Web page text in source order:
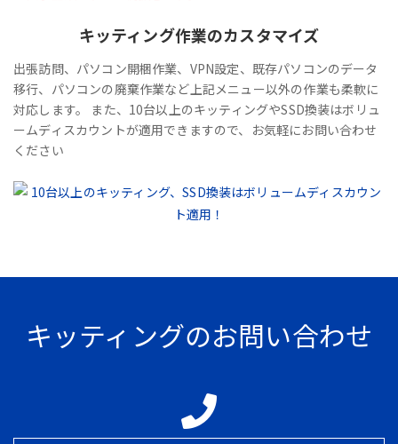
キッティング作業のカスタマイズ
出張訪問、パソコン開梱作業、VPN設定、既存パソコンのデータ
移行、パソコンの廃棄作業など上記メニュー以外の作業も柔軟に
対応します。 また、10台以上のキッティングやSSD換装はボリュ
ームディスカウントが適用できますので、お気軽にお問い合わせ
ください
キッティングのお問い合わせ